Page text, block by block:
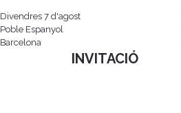
Divendres 7 d'agost
Poble Espanyol
Barcelona
INVITACIÓ